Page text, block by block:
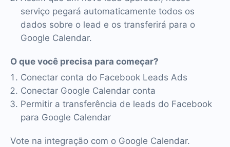
serviço pegará automaticamente todos os
dados sobre o lead e os transferirá para o
Google Calendar.
O que você precisa para começar?
Conectar conta do Facebook Leads Ads
Conectar Google Calendar conta
Permitir a transferência de leads do Facebook
para Google Calendar
Vote na integração com o Google Calendar.